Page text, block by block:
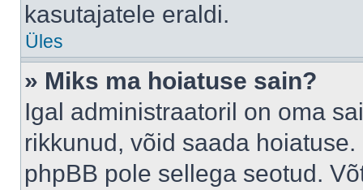
kasutajatele eraldi.
Üles
» Miks ma hoiatuse sain?
Igal administraatoril on oma
rikkunud, võid saada
phpBB pole sellega seotud.